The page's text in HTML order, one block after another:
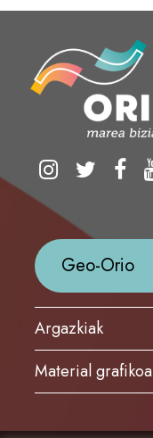
Geo-Orio
Argazkiak
Material grafikoa